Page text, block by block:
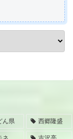
ん県 西郷隆盛